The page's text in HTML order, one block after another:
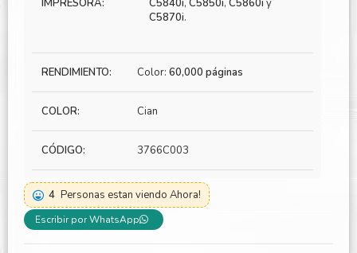
IMPRESORA:
C5840i, C5850i, C5860i y
C5870i.
RENDIMIENTO: Color: 60,000 páginas
COLOR: Cian
CÓDIGO: 3766C003
4 Personas estan viendo Ahora!
Escribir por WhatsApp